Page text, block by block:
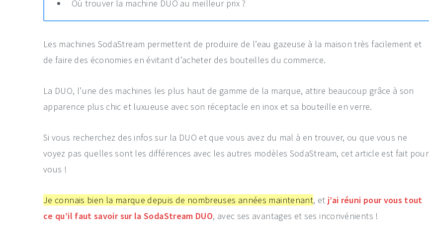
Où trouver la machine DUO au meilleur prix ?
Les machines SodaStream permettent de produire de l’eau gazeuse à la maison très facilement et
de faire des économies en évitant d’acheter des bouteilles du commerce.
La DUO, l’une des machines les plus haut de gamme de la marque, attire beaucoup grâce à son
apparence plus chic et luxueuse avec son réceptacle en inox et sa bouteille en verre.
Si vous recherchez des infos sur la DUO et que vous avez du mal à en trouver, ou que vous ne
voyez pas quelles sont les différences avec les autres modèles SodaStream, cet article est fait pour
vous !
Je connais bien la marque depuis de nombreuses années maintenant, et j’ai réuni pour vous tout
ce qu’il faut savoir sur la SodaStream DUO, avec ses avantages et ses inconvénients !